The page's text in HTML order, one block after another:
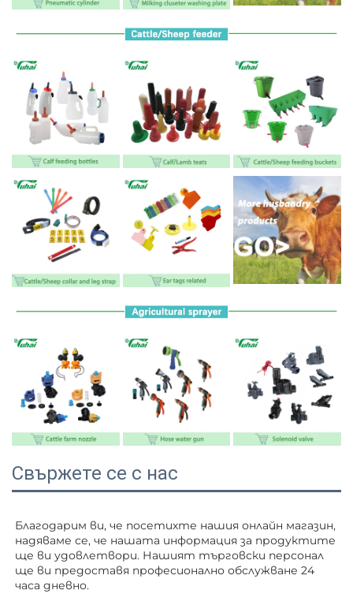
Свържете се с нас
Благодарим ви, че посетихте нашия онлайн магазин,
надяваме се, че нашата информация за продуктите
ще ви удовлетвори. Нашият търговски персонал
ще ви предоставя професионално обслужване 24
часа дневно.